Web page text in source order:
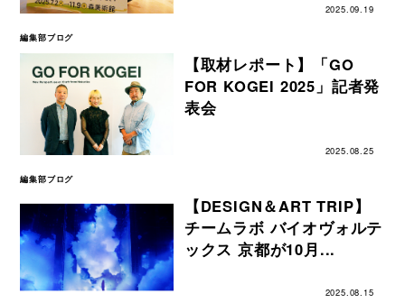
2025.09.19
編集部ブログ
【取材レポート】「GO
FOR KOGEI 2025」記者発
表会
2025.08.25
編集部ブログ
【DESIGN＆ART TRIP】
チームラボ バイオヴォルテ
ックス 京都が10月...
2025.08.15